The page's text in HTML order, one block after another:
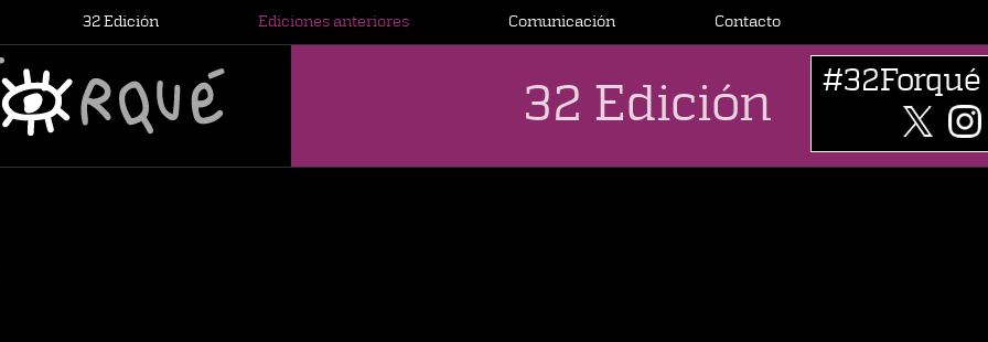
32 Edición Ediciones anteriores Comunicación Contacto
32 Edición #32Forqué